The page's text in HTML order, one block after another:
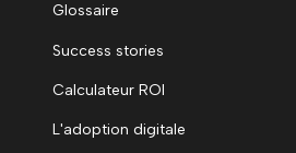
Glossaire
Success stories
Calculateur ROI
L'adoption digitale